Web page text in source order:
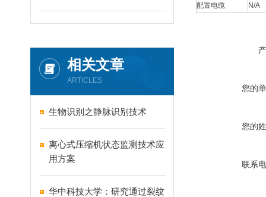
相关文章
ARTICLES
生物识别之静脉识别技术
离心式压缩机状态监测技术应
用方案
华中科技大学：研究通过裂纹
配置电缆
N/A
您的
您的
联系